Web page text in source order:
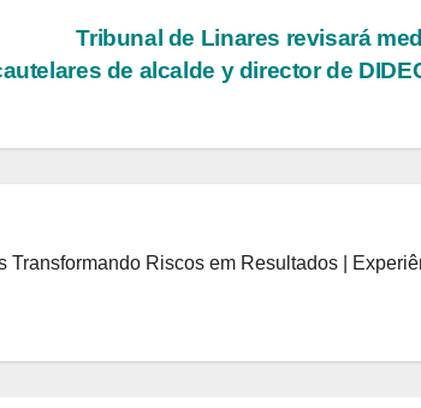
Tribunal de Linares revisará
de alcalde y director de
Riscos em Resultados |